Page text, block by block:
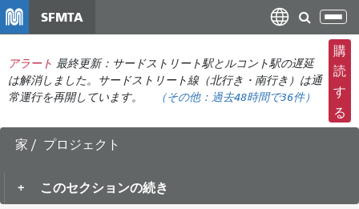
コ
ン
テ
ン
動
SFMTA
ナ
ビ
ゲ
ー
シ
ョ
り
アラート 最終更新：サードストリート駅とルコント駅の遅延
は解消しました。サードストリート線（北行き・南行き）は通
常運行を再開しています。
（その他： 過去48時間で36件）
購
読
す
る
家 プロジェクト
このセクションの続き